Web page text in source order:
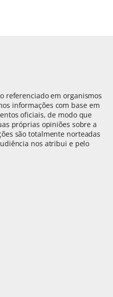
referenciado em organismos
informações com base em
oficiais, de modo que
próprias opiniões sobre a
são totalmente norteadas
nos atribui e pelo